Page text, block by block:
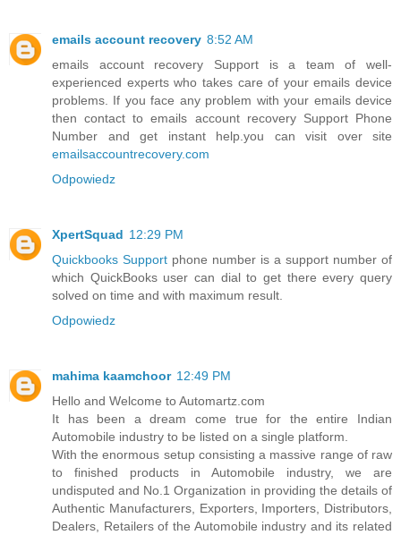
emails account recovery 8:52 AM
emails account recovery Support is a team of well-
experienced experts who takes care of your emails device
problems. If you face any problem with your emails device
then contact to emails account recovery Support Phone
Number and get instant help.you can visit over site
emailsaccountrecovery.com
Odpowiedz
XpertSquad 12:29 PM
Quickbooks Support phone number is a support number of
which QuickBooks user can dial to get there every query
solved on time and with maximum result.
Odpowiedz
mahima kaamchoor 12:49 PM
Hello and Welcome to Automartz.com
It has been a dream come true for the entire Indian
Automobile industry to be listed on a single platform.
With the enormous setup consisting a massive range of raw
to finished products in Automobile industry, we are
undisputed and No.1 Organization in providing the details of
Authentic Manufacturers, Exporters, Importers, Distributors,
Dealers, Retailers of the Automobile industry and its related